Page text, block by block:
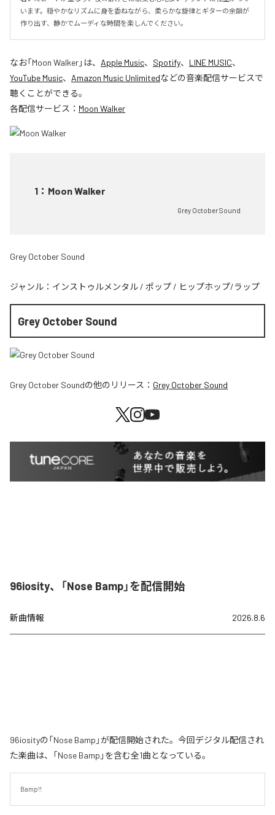
います。穏やかなリズムに身を委ねながら、柔らかな旋律とギターの余韻が
作り出す、静かでムーディな時間を楽しんでください。
なお「Moon Walker」は、 Apple Music、 Spotify、 LINE MUSIC、
YouTube Music、 Amazon Music Unlimitedなどの音楽配信サービスで
聴くことができる。
各配信サービス： Moon Walker
1 ： Moon Walker
Grey October Sound
Grey October Sound
ジャンル： インストゥルメンタル / ポップ / ヒップホップ/ラップ
Grey October Sound
Grey October Soundの他のリリース： Grey October Sound
96iosity、「Nose Bamp」を配信開始
新曲情報 2026.8.6
96iosityの「Nose Bamp」が配信開始された。今回デジタル配信され
た楽曲は、「Nose Bamp」を含む全1曲となっている。
Bamp!!